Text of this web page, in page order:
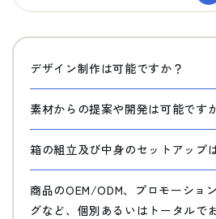
デザイン制作は可能ですか？
素材からの提案や開発は可能です
箱の組立及び中身のセットアップ
商品のOEM/ODM、プロモーショ
グなど、個別あるいはトータルで